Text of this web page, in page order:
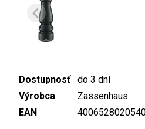
Dostupnosť
do 3 dní
Výrobca
Zassenhaus
EAN